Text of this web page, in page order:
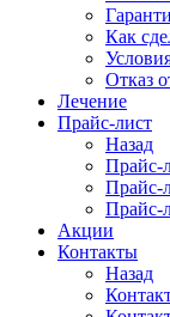
Как
Отказ
Лечение
Прайс-лист
Назад
Прайс-
Прайс-
Прайс-
Акции
Контакты
Назад